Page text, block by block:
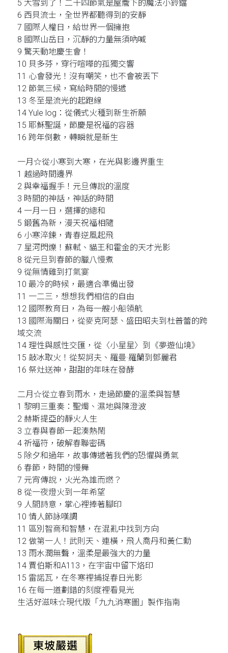
5 大雪到了！二十四節氣是屋簷下的魔法小鈴鐺
6 西貝流士，全世界都聽得到的安靜
7 國際人權日，給世界一個擁抱
8 國際山岳日，沉靜的力量無須吶喊
9 驚天動地慶生會！
10 貝多芬，穿行喧嘩的孤獨交響
11 心會發光！沒有嘲笑，也不會被丟下
12 節氣三候，寫給時間的慢遞
13 冬至是流光的起跑線
14 Yule log：從儀式火種到新生祈願
15 耶穌聖誕，節慶是祝福的容器
16 跨年倒數，轉瞬就是新生
一月☆從小寒到大寒，在光與影邊界重生
1 越過時間邊界
2 與幸福握手！元旦傳說的溫度
3 時間的神話，神話的時間
4 一月一日，選擇的總和
5 鍛舊為新，漫天祝福相隨
6 小寒淬鍊，青春逆風起飛
7 星河閃爍！蘇軾、貓王和霍金的天才光影
8 從元旦到春節的臘八慢煮
9 從無情雞到打氣宴
10 最冷的時候，最適合準備出發
11 一二三，想想我們相信的自由
12 國際教育日，為每一艘小船領航
13 國際海關日，從麥克阿瑟、盛田昭夫到杜普蕾的跨
域交流
14 理性與感性交匯，從〈小星星〉到《夢遊仙境》
15 敲冰取火！從契訶夫、羅曼·羅蘭到鄧麗君
16 祭灶送神，甜甜的年味在發酵
二月☆從立春到雨水，走過節慶的溫柔與智慧
1 黎明三重奏：聖燭、濕地與陳澄波
2 赫斯提亞的靜火人生
3 立春與春節一起湊熱鬧
4 祈福符，破解春聯密碼
5 除夕和過年，故事傳遞著我們的恐懼與勇氣
6 春節，時間的慢舞
7 元宵傳說，火光為誰而燃？
8 從一夜燈火到一年希望
9 人間詩意，掌心裡捧著腳印
10 情人節詠嘆調
11 區別智商和智慧，在混亂中找到方向
12 做第一人！武則天、連橫，飛人喬丹和黃仁勳
13 雨水潤無聲，溫柔是最強大的力量
14 賈伯斯和A113，在宇宙中留下烙印
15 雷諾瓦，在冬寒裡捕捉春日光影
16 在每一道劃錯的刻度裡看見光
生活好滋味☆現代版「九九消寒圖」製作指南